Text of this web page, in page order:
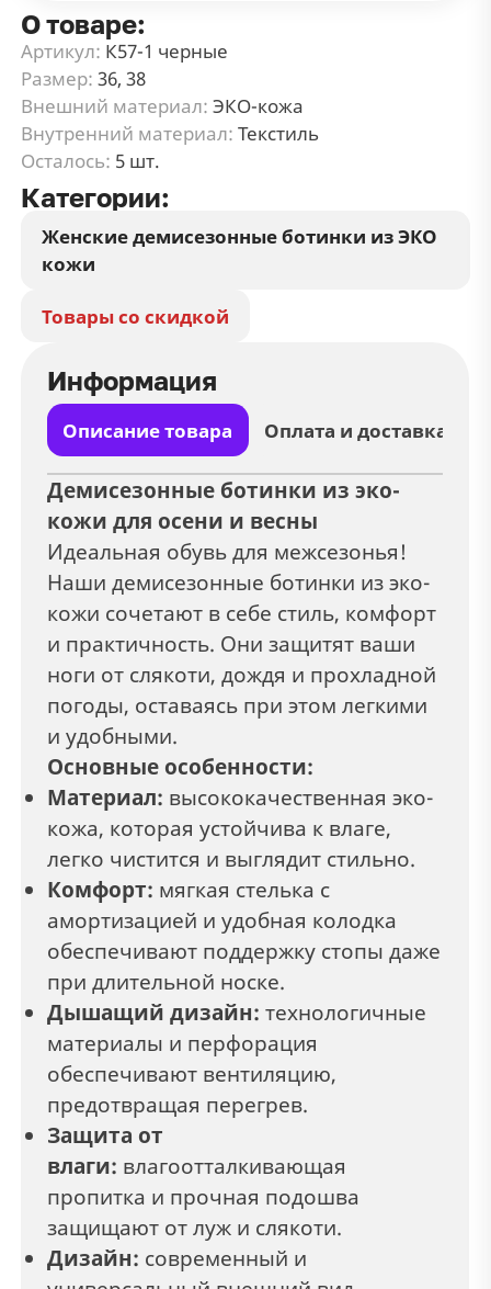
О товаре:
Артикул: К57-1 черные
Размер: 36, 38
Внешний материал: ЭКО-кожа
Внутренний материал: Текстиль
Осталось: 5 шт.
Категории:
Женские демисезонные ботинки из ЭКО
кожи
Товары со скидкой
Информация
Описание товара Оплата и доставка
Демисезонные ботинки из эко-
кожи для осени и весны
Идеальная обувь для межсезонья!
Наши демисезонные ботинки из эко-
кожи сочетают в себе стиль, комфорт
и практичность. Они защитят ваши
ноги от слякоти, дождя и прохладной
погоды, оставаясь при этом легкими
и удобными.
Основные особенности:
Материал: высококачественная эко-
кожа, которая устойчива к влаге,
легко чистится и выглядит стильно.
Комфорт: мягкая стелька с
амортизацией и удобная колодка
обеспечивают поддержку стопы даже
при длительной носке.
Дышащий дизайн: технологичные
материалы и перфорация
обеспечивают вентиляцию,
предотвращая перегрев.
Защита от
влаги: влагоотталкивающая
пропитка и прочная подошва
защищают от луж и слякоти.
Дизайн: современный и